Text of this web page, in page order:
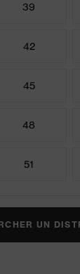
39
42
45
48
51
UN